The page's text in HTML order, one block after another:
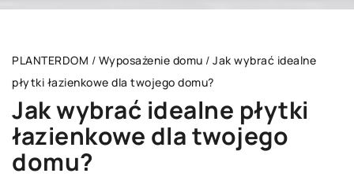
PLANTERDOM / Wyposażenie domu / Jak wybrać idealne
płytki łazienkowe dla twojego domu?
Jak wybrać idealne płytki
łazienkowe dla twojego
domu?